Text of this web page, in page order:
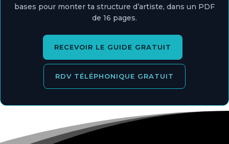
bases pour monter ta structure d’artiste, dans un PDF
de 16 pages.
RECEVOIR LE GUIDE GRATUIT
RDV TÉLÉPHONIQUE GRATUIT